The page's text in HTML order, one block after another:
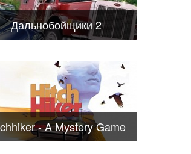
Дальнобойщики 2
- A Mystery Game